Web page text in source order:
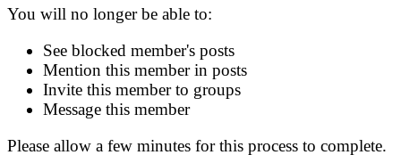
You will no longer be able to:
See blocked member's posts
Mention this member in posts
Invite this member to groups
Message this member
Please allow a few minutes for this process to complete.